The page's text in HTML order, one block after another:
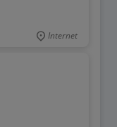
Internet